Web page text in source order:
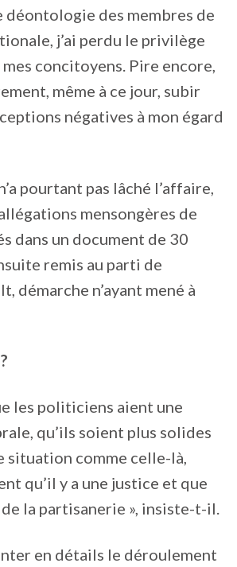
déontologie des membres de
j’ai perdu le privilège
concitoyens. Pire encore,
même à ce jour, subir
négatives à mon égard
pourtant pas lâché l’affaire,
mensongères de
dans un document de 30
remis au parti de
démarche n’ayant mené à
les politiciens aient une
qu’ils soient plus solides
situation comme celle-là,
qu’il y a une justice et que
la partisanerie », insiste-t-il.
en détails le déroulement